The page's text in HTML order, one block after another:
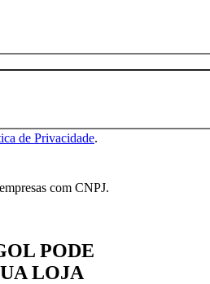
de Privacidade.
com CNPJ.
PODE
LOJA